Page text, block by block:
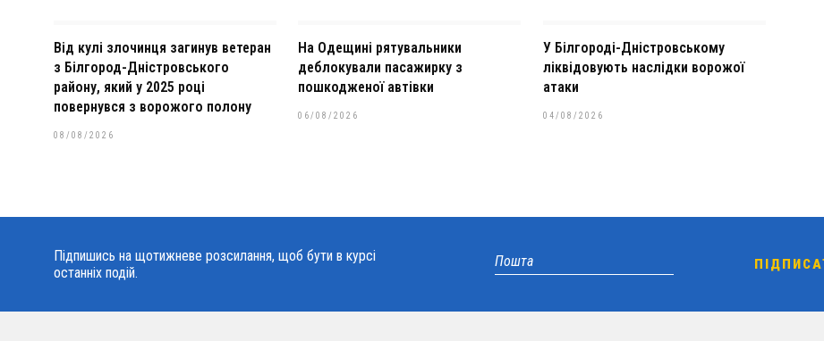
Від кулі злочинця загинув ветеран
з Білгород-Дністровського
району, який у 2025 році
повернувся з ворожого полону
08/08/2026
На Одещині рятувальники
деблокували пасажирку з
пошкодженої автівки
06/08/2026
У Білгороді-Дністровському
ліквідовують наслідки ворожої
атаки
04/08/2026
Підпишись на щотижневе розсилання, щоб бути в курсі
останніх подій.